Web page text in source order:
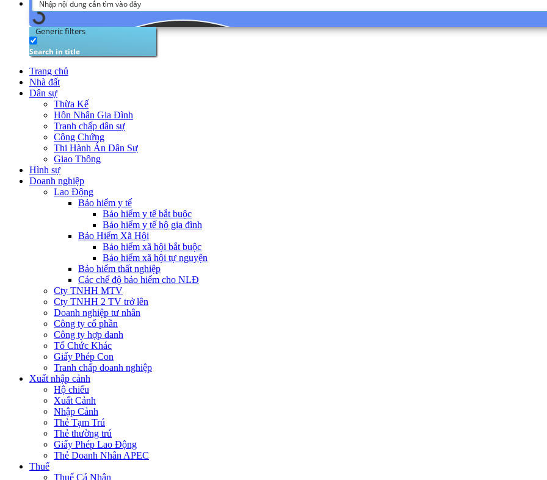
Generic filters
Search in title
Trang chủ
Nhà đất
Dân sự
Thừa Kế
Hôn Nhân Gia Đình
Tranh chấp dân sự
Công Chứng
Thi Hành Án Dân Sự
Giao Thông
Hình sự
Doanh nghiệp
Lao Động
Bảo hiểm y tế
Bảo hiểm y tế bắt buộc
Bảo hiểm y tế hộ gia đình
Bảo Hiểm Xã Hội
Bảo hiểm xã hội bắt buộc
Bảo hiểm xã hội tự nguyện
Bảo hiểm thất nghiệp
Các chế độ bảo hiểm cho NLĐ
Cty TNHH MTV
Cty TNHH 2 TV trở lên
Doanh nghiệp tư nhân
Công ty cổ phần
Công ty hợp danh
Tổ Chức Khác
Giấy Phép Con
Tranh chấp doanh nghiệp
Xuất nhập cảnh
Hộ chiếu
Xuất Cảnh
Nhập Cảnh
Thẻ Tạm Trú
Thẻ thường trú
Giấy Phép Lao Động
Thẻ Doanh Nhân APEC
Thuế
Thuế Cá Nhân